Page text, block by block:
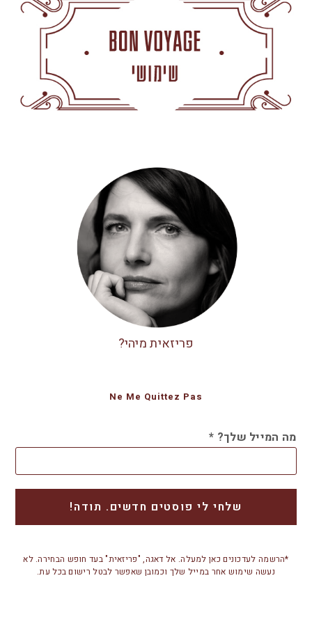
פריזאית מיהי?
Ne Me Quittez Pas
מה המייל שלך? *
*הרשמה לעדכונים כאן למעלה. אל דאגה, "פריזאית" בעד חופש הבחירה. לא
נעשה שימוש אחר במייל שלך וכמובן שאפשר לבטל רישום בכל עת.